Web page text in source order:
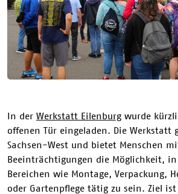
In der Werkstatt Eilenburg wurde
offenen Tür eingeladen. Die Werkstatt
Sachsen-West und bietet Menschen
Beeinträchtigungen die Möglichkeit,
Bereichen wie Montage, Verpackung,
oder Gartenpflege tätig zu sein. Ziel